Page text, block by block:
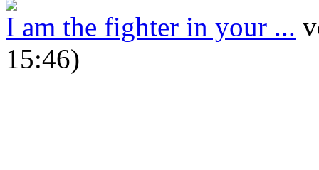
I am the fighter in your ...
15:46)